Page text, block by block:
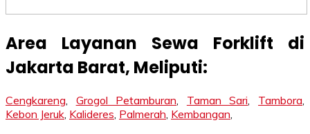
Area Layanan Sewa Forklift di
Jakarta Barat, Meliputi:
Cengkareng Grogol Petamburan Taman Sari Tambora
Kebon Jeruk Kalideres Palmerah Kembangan